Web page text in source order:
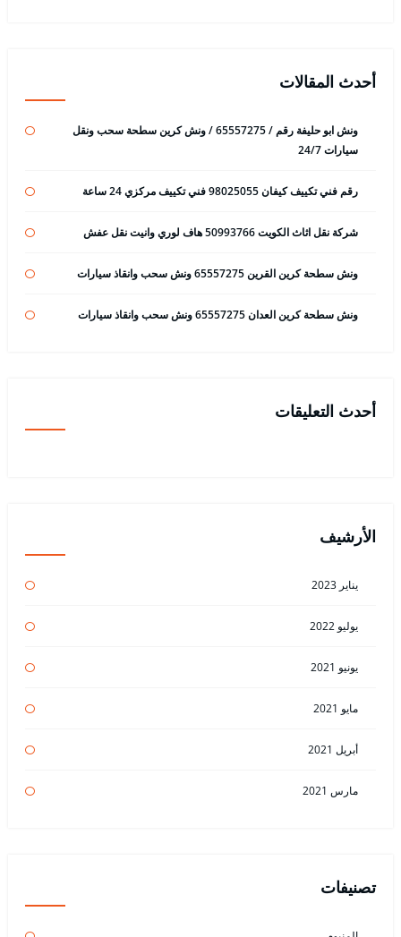
أحدث المقالات
ونش ابو حليفة رقم / 65557275 / ونش كرين سطحة سحب ونقل
سيارات 24/7
رقم فني تكييف كيفان 98025055 فني تكييف مركزي 24 ساعة
شركة نقل اثاث الكويت 50993766 هاف لوري وانيت نقل عفش
ونش سطحة كرين القرين 65557275 ونش سحب وانقاذ سيارات
ونش سطحة كرين العدان 65557275 ونش سحب وانقاذ سيارات
أحدث التعليقات
الأرشيف
يناير 2023
يوليو 2022
يونيو 2021
مايو 2021
أبريل 2021
مارس 2021
تصنيفات